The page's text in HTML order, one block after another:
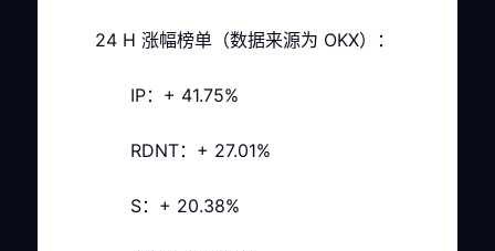
24 H 涨幅榜单（数据来源为 OKX）：
IP：+ 41.75%
RDNT：+ 27.01%
S：+ 20.38%